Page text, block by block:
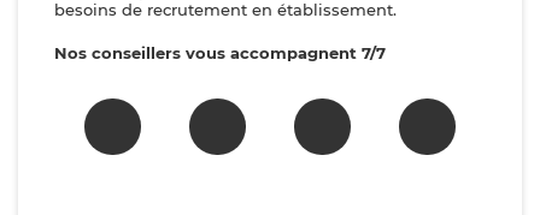
besoins de recrutement en établissement.
Nos conseillers vous accompagnent 7/7